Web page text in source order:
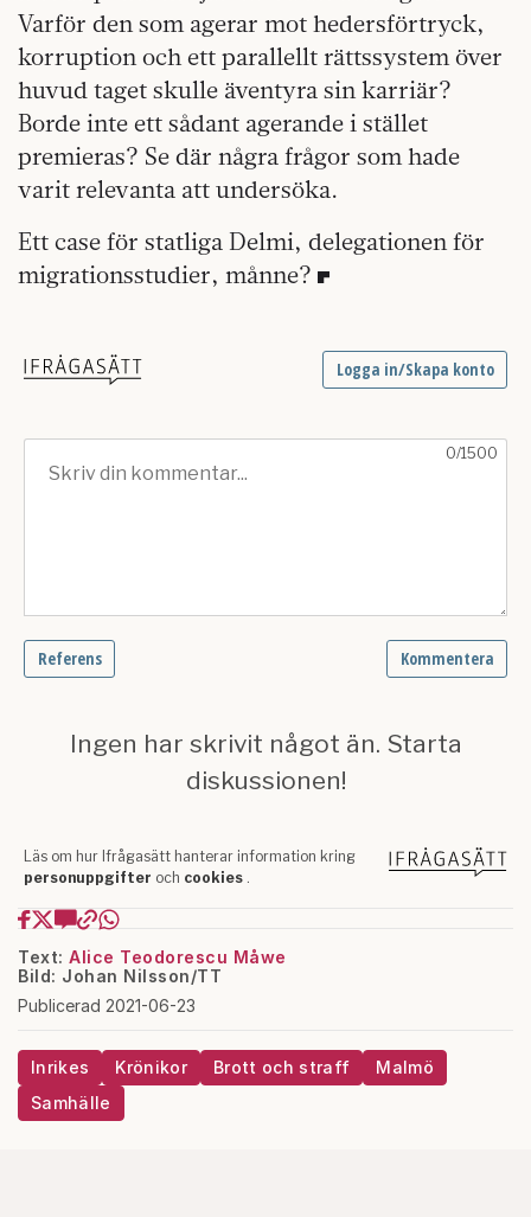
Varför den som agerar mot hedersförtryck,
korruption och ett parallellt rättssystem över
huvud taget skulle äventyra sin karriär?
Borde inte ett sådant agerande i stället
premieras? Se där några frågor som hade
varit relevanta att undersöka.
Ett case för statliga Delmi, delegationen för
migrationsstudier, månne?
Text: Alice Teodorescu Måwe
Bild: Johan Nilsson/TT
Publicerad 2021-06-23
Inrikes Krönikor Brott och straff
Malmö
Samhälle